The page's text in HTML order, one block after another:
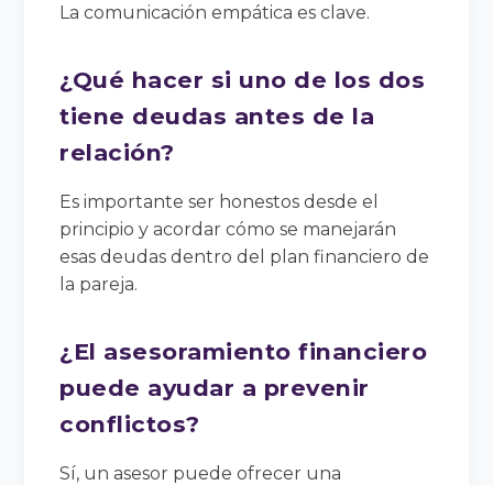
La comunicación empática es clave.
¿Qué hacer si uno de los dos
tiene deudas antes de la
relación?
Es importante ser honestos desde el
principio y acordar cómo se manejarán
esas deudas dentro del plan financiero de
la pareja.
¿El asesoramiento financiero
puede ayudar a prevenir
conflictos?
Sí, un asesor puede ofrecer una